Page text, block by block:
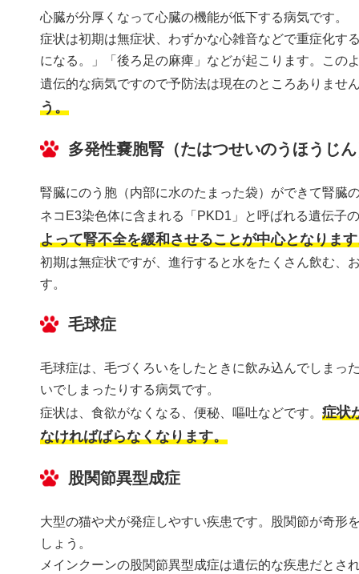
心臓が分厚くなって心臓の機能が低下する病気です。
症状は初期は無症状、わずかな心雑音などで重症化す
になる。」「後ろ足の麻痺」などが起こります。この
遺伝的な病気ですので予防法は現在のところありませ
う。
多発性嚢胞腎（たはつせいのうほうじ
腎臓にのう胞（内部に水のたまった袋）ができて腎臓
ネコE3染色体に含まれる「PKD1」と呼ばれる遺伝子
よって腎不全を緩和させることが中心となりま
初期は無症状ですが、進行すると水をたくさん飲む、
す。
毛球症
毛球症は、毛づくろいをしたときに飲み込んでしまっ
いでしまったりする病気です。
症状は、食欲がなくなる、便秘、嘔吐などです。 症状
なければばらなくなります。
股関節異型成症
大型の猫や犬が発症しやすい疾患です。股関節が奇形
しょう。
メインクーンの股関節異型成症は遺伝的な疾患だと